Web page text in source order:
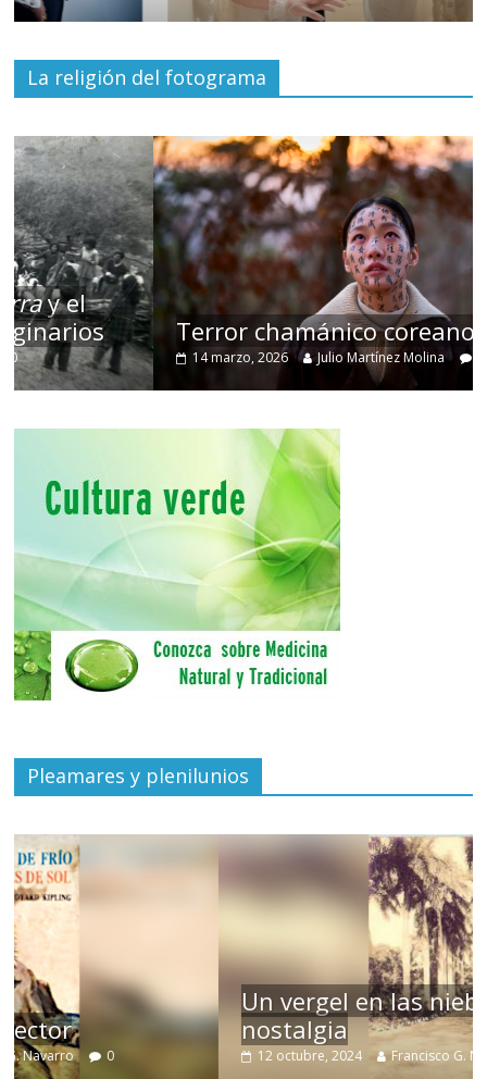
La religión del fotograma
Terror chamánico coreano
14 marzo, 2026 Julio Martínez Molina 0
Pleamares y plenilunios
Un vergel en las nieblas de la
nostalgia
12 octubre, 2024 Francisco G. Navarro 0